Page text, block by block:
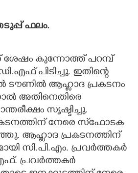
ഫലം.
ശേഷം കുന്നോത്ത് പറമ്പ്
പിടിച്ചു. ഇതിന്റെ
ടൗണിൽ ആഹ്ലാദ പ്രകടനം
അതിനെതിരെ
സൃഷ്ടിച്ചു.
നേരെ സ്‌ഫോടക
ആഹ്ലാദ പ്രകടനത്തിന്
സി.പി.എം. പ്രവർത്തകർ
പ്രവർത്തകർ